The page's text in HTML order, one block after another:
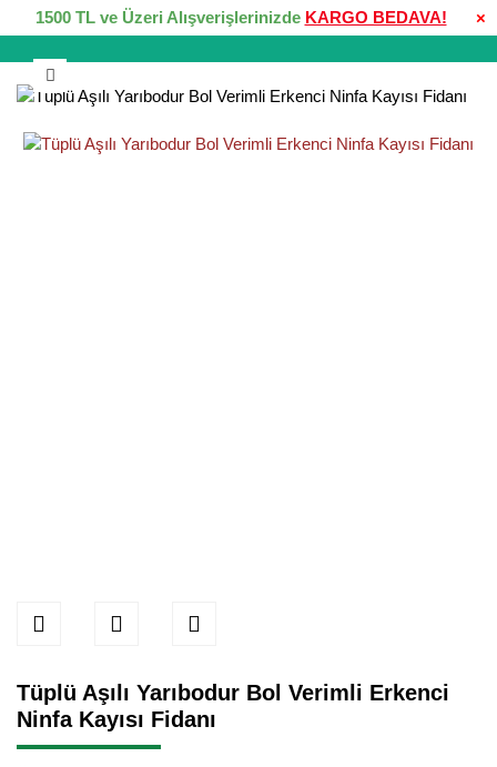
×
1500 TL ve Üzeri Alışverişlerinizde KARGO BEDAVA!
Tüplü Aşılı Yarıbodur Bol Verimli Erkenci
Ninfa Kayısı Fidanı